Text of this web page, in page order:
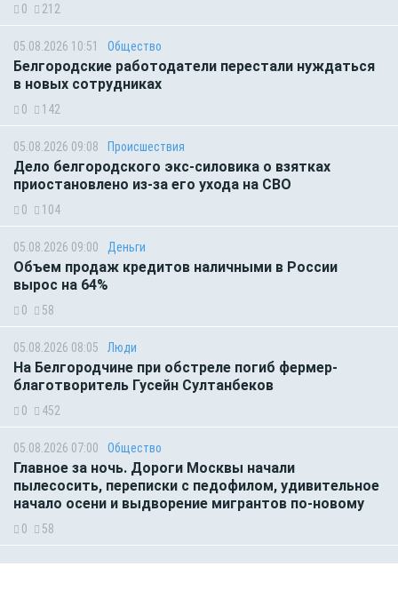
0 212
05.08.2026 10:51 Общество
Белгородские работодатели перестали нуждаться
в новых сотрудниках
0 142
05.08.2026 09:08 Происшествия
Дело белгородского экс-силовика о взятках
приостановлено из-за его ухода на СВО
0 104
05.08.2026 09:00 Деньги
Объем продаж кредитов наличными в России
вырос на 64%
0 58
05.08.2026 08:05 Люди
На Белгородчине при обстреле погиб фермер-
благотворитель Гусейн Султанбеков
0 452
05.08.2026 07:00 Общество
Главное за ночь. Дороги Москвы начали
пылесосить, переписки с педофилом, удивительное
начало осени и выдворение мигрантов по-новому
0 58